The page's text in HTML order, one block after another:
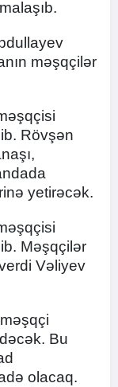
məşqçilər
Rövşən
yetirəcək.
Məşqçilər
Vəliyev
Bu
olacaq.